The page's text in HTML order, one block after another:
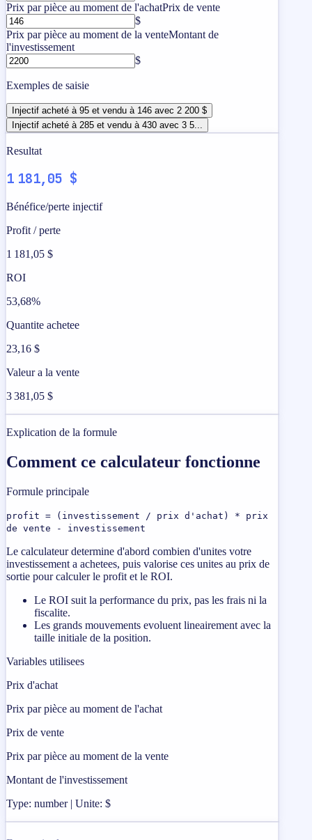
Prix ​​par pièce au moment de l'achatPrix ​​de vente
$
Prix ​​par pièce au moment de la venteMontant de
l'investissement
$
Exemples de saisie
Injectif acheté à 95 et vendu à 146 avec 2 200 $
Injectif acheté à 285 et vendu à 430 avec 3 5...
Resultat
1 181,05 $
Bénéfice/perte injectif
Profit / perte
1 181,05 $
ROI
53,68%
Quantite achetee
23,16 $
Valeur a la vente
3 381,05 $
Explication de la formule
Comment ce calculateur fonctionne
Formule principale
profit = (investissement / prix d'achat) * prix
de vente - investissement
Le calculateur determine d'abord combien d'unites votre
investissement a achetees, puis valorise ces unites au prix de
sortie pour calculer le profit et le ROI.
Le ROI suit la performance du prix, pas les frais ni la
fiscalite.
Les grands mouvements evoluent lineairement avec la
taille initiale de la position.
Variables utilisees
Prix ​​d'achat
Prix ​​par pièce au moment de l'achat
Prix ​​de vente
Prix ​​par pièce au moment de la vente
Montant de l'investissement
Type: number | Unite: $